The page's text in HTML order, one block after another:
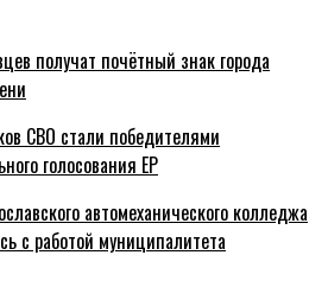
получат почётный знак города
СВО стали победителями
голосования ЕР
автомеханического колледжа
с работой муниципалитета